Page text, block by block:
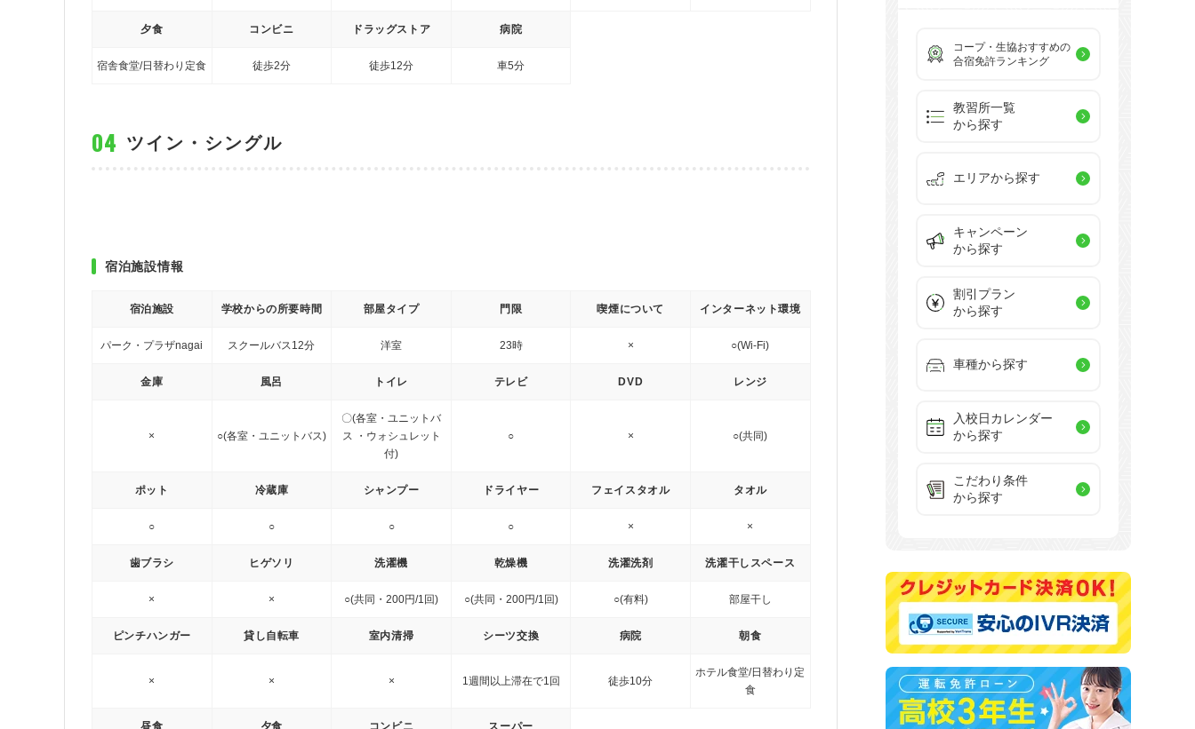
夕食
宿舎食堂/日替わり定食
コンビニ
徒歩2分
ドラッグストア
徒歩12分
病院
車5分
ツイン・シングル
宿泊施設情報
宿泊施設
パーク・プラザnagai
学校からの所要時間
スクールバス12分
部屋タイプ
洋室
門限
23時
喫煙について
×
インターネット環境
○(Wi-Fi)
金庫
×
風呂
○(各室・ユニットバス)
トイレ
〇(各室・ユニットバ
ス
・ウォシュレット
付)
テレビ
○
DVD
×
レンジ
○(共同)
ポット
○
冷蔵庫
○
シャンプー
○
ドライヤー
○
フェイスタオル
×
タオル
×
歯ブラシ
×
ヒゲソリ
×
洗濯機
○(共同・200円/1回)
乾燥機
○(共同・200円/1回)
洗濯洗剤
○(有料)
洗濯干しスペース
部屋干し
ピンチハンガー
×
貸し自転車
×
室内清掃
×
シーツ交換
1週間以上滞在で1回
病院
徒歩10分
朝食
ホテル食堂/日替わり定
食
昼食 夕食 コンビニ スーパー
コープ・生協おすすめの
合宿免許ランキング
教習所一覧
から探す
エリアから探す
キャンペーン
から探す
割引プラン
から探す
車種から探す
入校日カレンダー
から探す
こだわり条件
から探す